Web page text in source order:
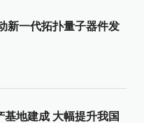
新一代拓扑量子器件发
地建成 大幅提升我国